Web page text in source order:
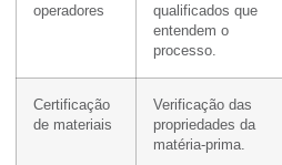
operadores
qualificados que
entendem o
processo.
Certificação
de materiais
Verificação das
propriedades da
matéria-prima.